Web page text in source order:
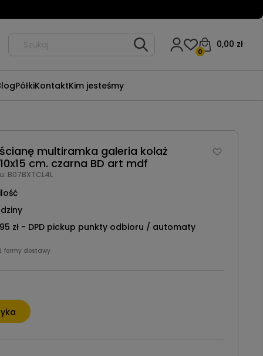
0,00 zł
0
PółkiKontaktKim jesteśmy
multiramka galeria kolaż
cm. czarna BD art mdf
B07BXTCL4L
zł - DPD pickup punkty odbioru / automaty
formy dostawy